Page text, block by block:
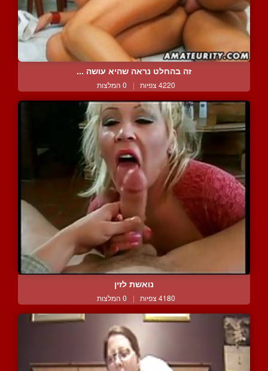
זה בהחלט נראה שהיא עושה ...
4220 צפיות | 0 המלצות
נואשת לזין
4180 צפיות | 0 המלצות